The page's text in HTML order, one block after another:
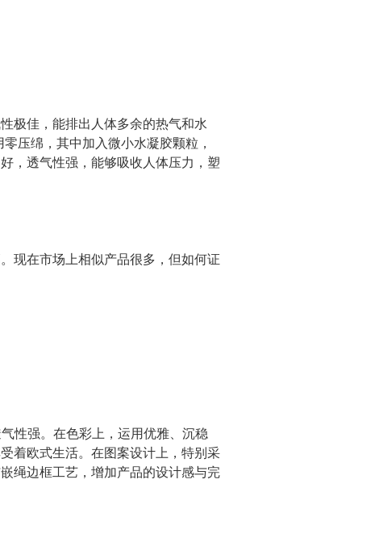
极佳，能排出人体多余的热气和水
压绵，其中加入微小水凝胶颗粒，
，透气性强，能够吸收人体压力，塑
现在市场上相似产品很多，但如何证
性强。在色彩上，运用优雅、沉稳
着欧式生活。在图案设计上，特别采
绳边框工艺，增加产品的设计感与完